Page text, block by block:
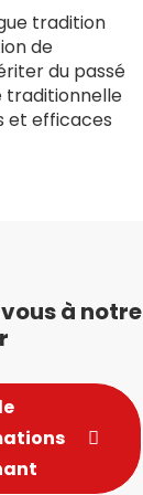
tradition
de
du passé
traditionnelle
et efficaces
à notre